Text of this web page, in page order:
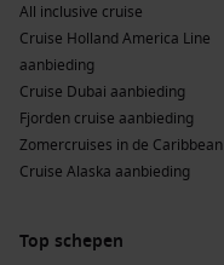
Muscat ,Oman
:
geniet van de
van Oman.
Suez
-kanaal, Egypte
staat bekend om zijn
must-see bij een
indrukwekkende
All inclusive cruise
Cruise Holland America Line
aanbieding
Cruise Dubai aanbieding
Fjorden cruise aanbieding
Zomercruises in de Caribbean
Cruise Alaska aanbieding
Top schepen